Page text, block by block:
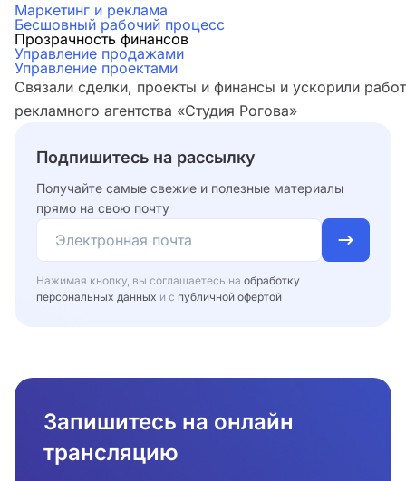
Маркетинг и реклама
Бесшовный рабочий процесс
Прозрачность финансов
Управление продажами
Управление проектами
Связали сделки, проекты и финансы и ускорили
рекламного агентства «Студия Рогова»
Подпишитесь на рассылку
Получайте самые свежие и полезные материалы
прямо на свою почту
Нажимая кнопку, вы соглашаетесь на обработку
персональных данных и с публичной офертой
Запишитесь на онлайн
трансляцию